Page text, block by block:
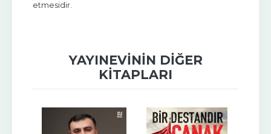
etmesidir.
YAYINEVININ DIĞER
KITAPLARI